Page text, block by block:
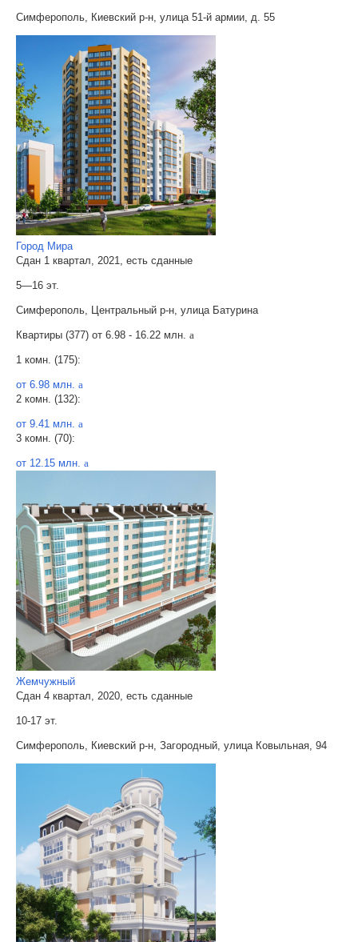
Симферополь, Киевский р-н, улица 51-й армии, д. 55
Город Мира
Сдан 1 квартал, 2021, есть сданные
5—16 эт.
Симферополь, Центральный р-н, улица Батурина
Квартиры (377) от 6.98 - 16.22 млн. a
1 комн. (175):
от 6.98 млн. a
2 комн. (132):
от 9.41 млн. a
3 комн. (70):
от 12.15 млн. a
Жемчужный
Сдан 4 квартал, 2020, есть сданные
10-17 эт.
Симферополь, Киевский р-н, Загородный, улица Ковыльная, 94